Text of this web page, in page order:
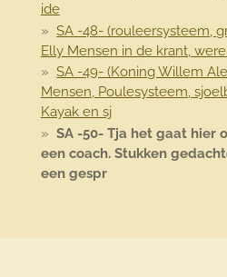
ide
SA -48- (rouleersysteem,
Elly Mensen in de krant,
SA -49- (Koning Willem
Mensen, Poulesysteem,
Kayak en sj
SA -50- Tja het gaat hier
een coach. Stukken
een gespr